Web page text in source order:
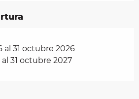
al 31 octubre 2026
al 31 octubre 2027